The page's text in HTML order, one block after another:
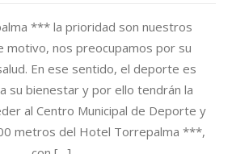
*** la prioridad son nuestros
motivo, nos preocupamos por su
En ese sentido, el deporte es
su bienestar y por ello tendrán la
al Centro Municipal de Deporte y
metros del Hotel Torrepalma ***,